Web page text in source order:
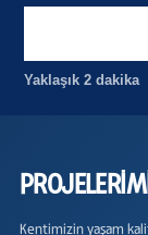
Yaklaşık 2 dakika
Kentimizin yaşam